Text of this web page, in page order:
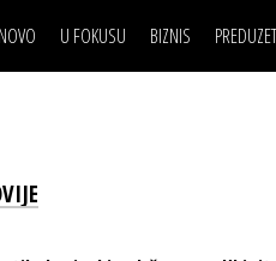
NOVO U FOKUSU BIZNIS
IZJAVA DANABIZNIS SCENA
BREND I
OSIGURANJE